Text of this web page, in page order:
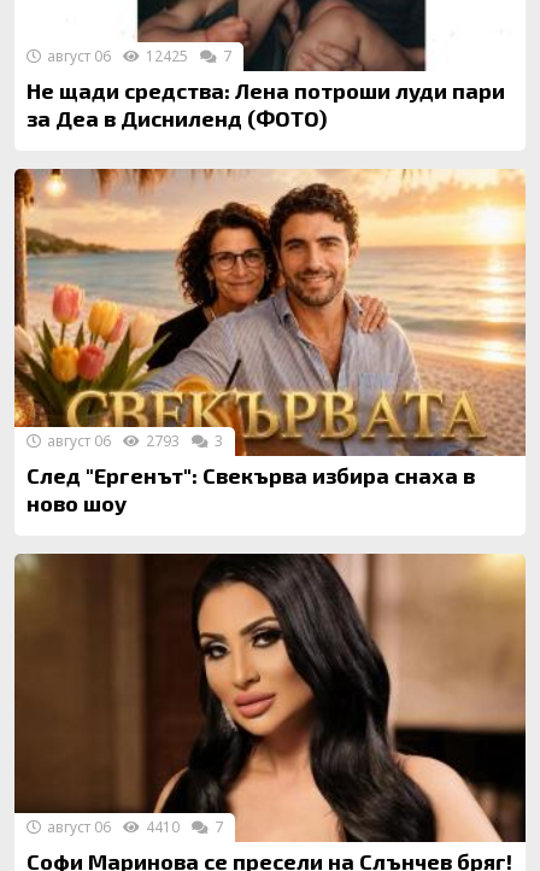
Не щади средства: Лена потроши луди пари
за Деа в Дисниленд (ФОТО)
август 06 12425 7
След "Ергенът": Свекърва избира снаха в
ново шоу
август 06 2793 3
Софи Маринова се пресели на Слънчев бряг!
август 06 4410 7